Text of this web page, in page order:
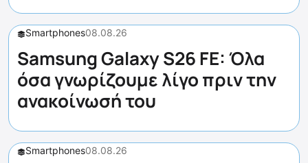
Smartphones08.08.26
Samsung Galaxy S26 FE: Όλα
όσα γνωρίζουμε λίγο πριν την
ανακοίνωσή του
Smartphones08.08.26